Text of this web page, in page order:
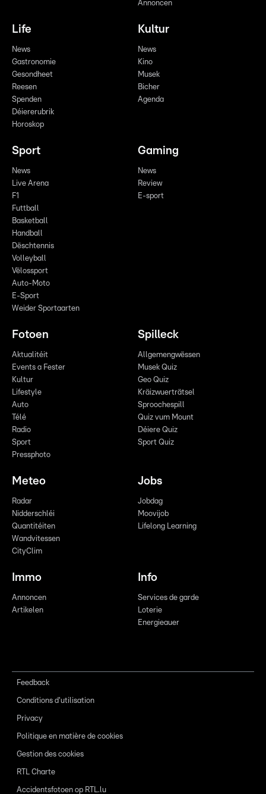
Annoncen
Life
News
Gastronomie
Gesondheet
Reesen
Spenden
Déiererubrik
Horoskop
Kultur
News
Kino
Musek
Bicher
Agenda
Sport
News
Live Arena
F1
Futtball
Basketball
Handball
Dëschtennis
Volleyball
Vëlossport
Auto-Moto
E-Sport
Weider Sportaarten
Gaming
News
Review
E-sport
Fotoen
Aktualitéit
Events a Fester
Kultur
Lifestyle
Auto
Télé
Radio
Sport
Pressphoto
Spilleck
Allgemengwëssen
Musek Quiz
Geo Quiz
Kräizwuerträtsel
Sproochespill
Quiz vum Mount
Déiere Quiz
Sport Quiz
Meteo
Radar
Nidderschléi
Quantitéiten
Wandvitessen
CityClim
Jobs
Jobdag
Moovijob
Lifelong Learning
Immo
Annoncen
Artikelen
Info
Services de garde
Loterie
Energieauer
Feedback
Conditions d'utilisation
Privacy
Politique en matière de cookies
Gestion des cookies
RTL Charte
Accidentsfotoen op RTL.lu